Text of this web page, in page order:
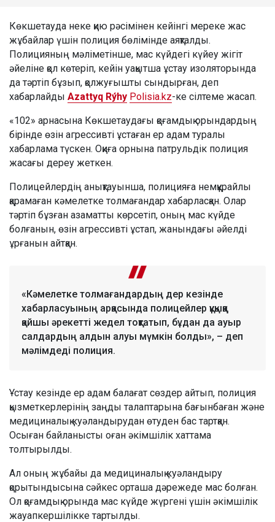
Көкшетауда неке қию рәсімінен кейінгі мереке жас
жұбайлар үшін полиция бөлімінде аяқталды.
Полицияның мәліметінше, мас күйдегі күйеу жігіт
әйеліне қол көтеріп, кейін уақытша ұстау изоляторында
да тәртіп бұзып, қолжуғышты сындырған, деп
хабарлайды Azattyq Rýhy Polisia.kz-ке сілтеме жасап.
«102» арнасына Көкшетаудағы қоғамдық орындардың
бірінде өзін агрессивті ұстаған ер адам туралы
хабарлама түскен. Оқиға орнына патрульдік полиция
жасағы дереу жеткен.
Полицейлердің анықтауынша, полицияға немқұрайлы
қарамаған кәмелетке толмағандар хабарласқан. Олар
тәртіп бұзған азаматты көрсетіп, оның мас күйде
болғанын, өзін агрессивті ұстап, жанындағы әйелді
ұрғанын айтқан.
«Кәмелетке толмағандардың дер кезінде
хабарласуының арқасында полицейлер құқыққа
қайшы әрекетті жедел тоқтатып, бұдан да ауыр
салдардың алдын алуы мүмкін болды», – деп
мәлімдеді полиция.
Ұстау кезінде ер адам балағат сөздер айтып, полиция
қызметкерлерінің заңды талаптарына бағынбаған және
медициналық куәландырудан өтуден бас тартқан.
Осыған байланысты оған әкімшілік хаттама
толтырылды.
Ал оның жұбайы да медициналық куәландыру
қорытындысына сәйкес орташа дәрежеде мас болған.
Ол қоғамдық орында мас күйде жүргені үшін әкімшілік
жауапкершілікке тартылды.